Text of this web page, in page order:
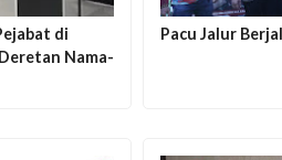
di
Nama-
Pacu Jalur